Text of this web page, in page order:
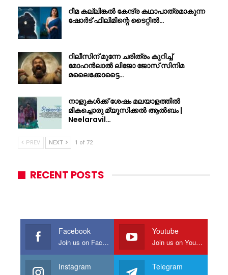
റീമ കല്ലിങ്കൽ കേന്ദ്ര കഥാപാത്രമാകുന്ന
ഷോർട് ഫിലിമിന്റെ ടൈറ്റിൽ…
റിലീസിന് മുന്നേ ചരിത്രം കുറിച്ച്
മോഹൻലാൽ ലിജോ ജോസ് സിനിമ
മലൈക്കോട്ടൈ…
നാളുകൾക്ക് ശേഷം മലയാളത്തിൽ
മികച്ചൊരു മ്യൂസിക്കൽ ആൽബം |
Neelaravil…
PREV NEXT 1 of 72
RECENT POSTS
Facebook
Join us on Facebook
Youtube
Join us on Youtube
Instagram Telegram